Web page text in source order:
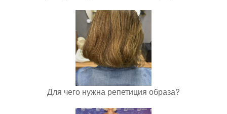
Для чего нужна репетиция образа?